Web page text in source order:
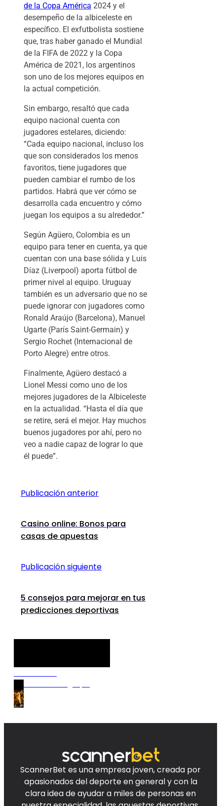
de la Copa América 2024 y el
desempeño de la albiceleste en
específico. El exfutbolista sostiene
que, tras haber ganado el Mundial
de la FIFA de 2022 y la Copa
América de 2021, los argentinos
son uno de los mejores equipos en
la actual competición.
Sin embargo, resaltó que cada
equipo nacional cuenta con
jugadores estelares, diciendo:
“Cada equipo nacional, incluso los
que son considerados los menos
favoritos, tiene jugadores que
pueden cambiar el rumbo de los
partidos. Habrá que ver cómo se
desarrolla cada encuentro y cómo
juegan los equipos a su alrededor.”
Según Agüero, Colombia es un
equipo para tener en cuenta, ya que
cuentan con una base sólida y Luis
Díaz (Liverpool) aporta fútbol de
primer nivel al equipo. Uruguay
también es un adversario que no se
puede ignorar con jugadores como
Ronald Araújo (Barcelona), Manuel
Ugarte (París Saint-Germain) y
Sergio Rochet (Internacional de
Porto Alegre) entre otros.
Finalmente, Agüero destacó a
Lionel Messi como uno de los
mejores jugadores de la Albiceleste
en la actualidad. “Hasta el día que
se retire, será el mejor. Hay muchos
buenos jugadores por ahí, pero no
veo a nadie capaz de lograr lo que
él puede”.
Publicación anterior
Casino online: Bonos para
casas de apuestas
Publicación siguiente
5 consejos para mejorar en tus
predicciones deportivas
ScannerBet es una empresa joven, creada por
apasionados del deporte en general y con la
clara idea de ayudar a miles de personas en